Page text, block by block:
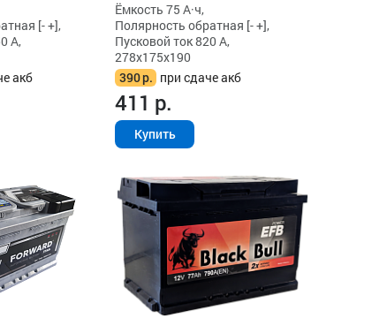
[- +],
А,
акб
Ёмкость 75 А·ч,
Полярность обратная [- +],
Пусковой ток 820 А,
278x175x190
390р. при сдаче акб
411 р.
Купить